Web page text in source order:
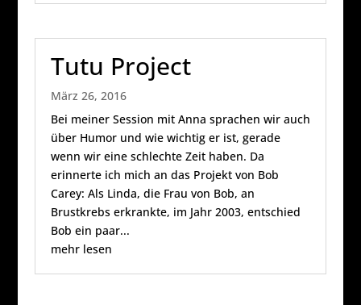
Tutu Project
März 26, 2016
Bei meiner Session mit Anna sprachen wir auch
über Humor und wie wichtig er ist, gerade
wenn wir eine schlechte Zeit haben. Da
erinnerte ich mich an das Projekt von Bob
Carey: Als Linda, die Frau von Bob, an
Brustkrebs erkrankte, im Jahr 2003, entschied
Bob ein paar...
mehr lesen